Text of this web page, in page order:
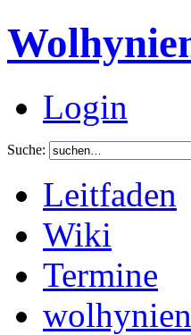
Login
Suche:
Leitfaden
Wiki
Termine